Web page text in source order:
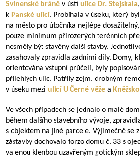
Svinenské bráně v ústí ulice Dr. Stejskala
k Panské ulici. Probíhala v úseku, který
na město pro útočníka nejlépe
pouze minimum přirozených terénních
nesměly být stavěny další stavby.
zasahovaly zpravidla zadními díly. Domy,
orientována vstupní průčelí, byly
přilehlých ulic. Patřily zejm. drobným
v úseku mezi ulicí U Černé věže a
Ve všech případech se jednalo o malé
během dalšího stavebního vývoje,
s objektem na jiné parcele. Výjimečně se
zástavby dochovalo torzo domu č. 33 s
valenou klenbou uzavřeným gotickým